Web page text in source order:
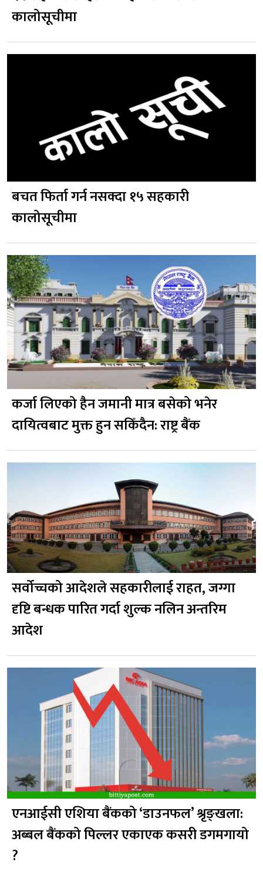
कालोसूचीमा
बचत फिर्ता गर्न नसक्दा १५ सहकारी
कालोसूचीमा
कर्जा लिएको हैन जमानी मात्र बसेको भनेर
दायित्वबाट मुक्त हुन सकिँदैन: राष्ट्र बैंक
सर्वोच्चको आदेशले सहकारीलाई राहत, जग्गा
दृष्टि बन्धक पारित गर्दा शुल्क नलिन अन्तरिम
आदेश
एनआईसी एशिया बैंकको ‘डाउनफल’ श्रृङ्खला:
अब्बल बैंकको पिल्लर एकाएक कसरी डगमगायो
?